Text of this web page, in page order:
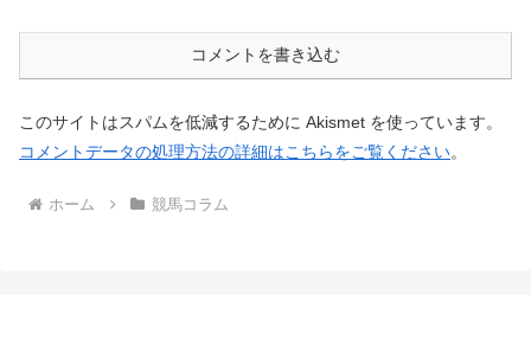
コメントを書き込む
このサイトはスパムを低減するために Akismet を使っています。
コメントデータの処理方法の詳細はこちらをご覧ください。
ホーム 競馬コラム